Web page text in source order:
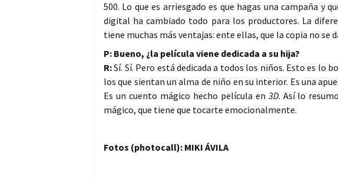
500. Lo que es arriesgado es que hagas una campaña y
digital ha cambiado todo para los productores. La
tiene muchas más ventajas: ente ellas, que la copia no se
P: Bueno, ¿la película viene dedicada a su hija?
R:Sí. Sí. Pero está dedicada a todos los niños. Esto es lo
los que sientan un alma de niño en su interior. Es una
Es un cuento mágico hecho película en 3D. Así lo
mágico, que tiene que tocarte emocionalmente.
Fotos (photocall): MIKI ÁVILA